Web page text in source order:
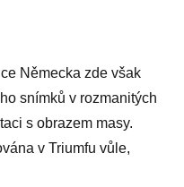
Německa zde však
snímků v rozmanitých
s obrazem masy.
v Triumfu vůle,